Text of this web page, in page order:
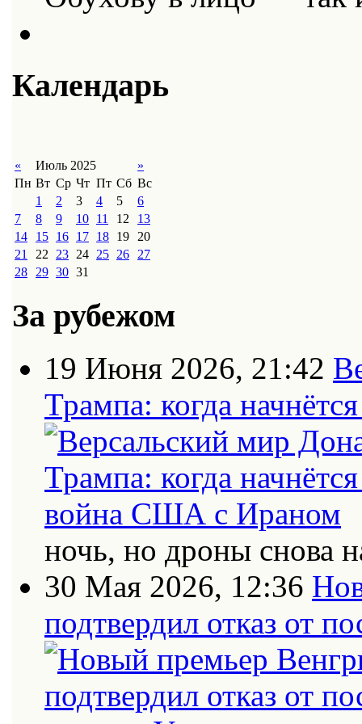
Календарь
« Июль 2025
»
Пн Вт Ср Чт Пт Сб Вс
1
2 3 4 5
6
7
8 9 10 11 12
13
14
15 16 17 18 19
20
21
22 23 24 25 26
27
28
29 30 31
За рубежом
19 Июня 2026, 21:42
Трампа: когда
ночь, но дроны снова
30 Мая 2026, 12:36
подтвердил отказ от